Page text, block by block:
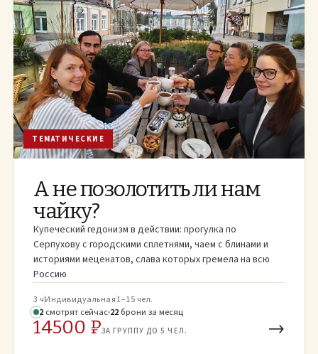
ТЕМАТИЧЕСКИЕ
А не позолотить ли нам
чайку?
Купеческий гедонизм в действии: прогулка по
Серпухову с городскими сплетнями, чаем с блинами и
историями меценатов, слава которых гремела на всю
Россию
3 чИндивидуальная1–15 чел.
2 смотрят сейчас 22 брони за месяц
14500 ₽ЗА ГРУППУ ДО 5 ЧЕЛ. →